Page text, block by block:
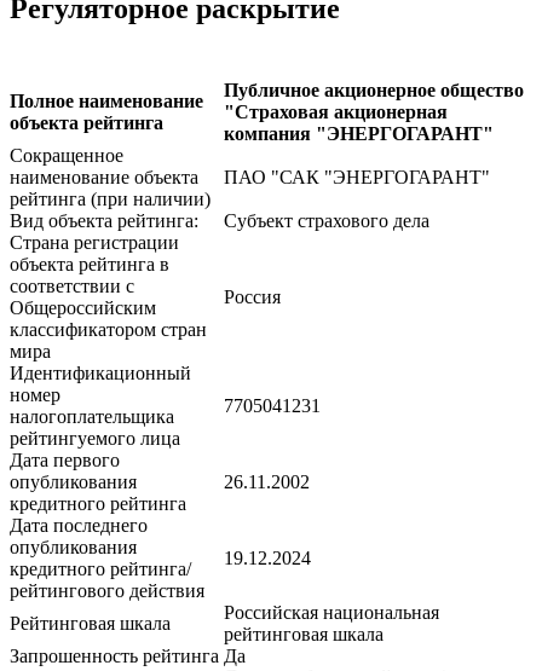
Регуляторное раскрытие
Полное наименование
объекта рейтинга
Публичное акционерное общество
"Страховая акционерная
компания "ЭНЕРГОГАРАНТ"
Сокращенное
наименование объекта
рейтинга (при наличии)
ПАО "САК "ЭНЕРГОГАРАНТ"
Вид объекта рейтинга:
Субъект страхового дела
Страна регистрации
объекта рейтинга в
соответствии с
Общероссийским
классификатором стран
мира
Россия
Идентификационный
номер
налогоплательщика
рейтингуемого лица
7705041231
Дата первого
опубликования
кредитного рейтинга
26.11.2002
Дата последнего
опубликования
кредитного рейтинга/
рейтингового действия
19.12.2024
Рейтинговая шкала
Российская национальная
рейтинговая шкала
Запрошенность рейтинга Да